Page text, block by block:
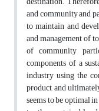
and community and
to maintain and
and management of
of community
components of a
industry using the
product, and
seems to be optimal